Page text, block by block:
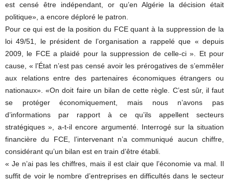
est censé être indépendant, or qu’en Algérie la décision était
politique», a encore déploré le patron.
Pour ce qui est de la position du FCE quant à la suppression de la
loi 49/51, le président de l’organisation a rappelé que « depuis
2009, le FCE a plaidé pour la suppression de celle-ci ». Et pour
cause, « l’État n’est pas censé avoir les prérogatives de s’emmêler
aux relations entre des partenaires économiques étrangers ou
nationaux». «On doit faire un bilan de cette règle. C’est sûr, il faut
se protéger économiquement, mais nous n’avons pas
d’informations par rapport à ce qu’ils appellent secteurs
stratégiques », a-t-il encore argumenté. Interrogé sur la situation
financière du FCE, l’intervenant n’a communiqué aucun chiffre,
considérant qu’un bilan est en train d’être établi.
« Je n’ai pas les chiffres, mais il est clair que l’économie va mal. Il
suffit de voir le nombre d’entreprises en difficultés dans le secteur